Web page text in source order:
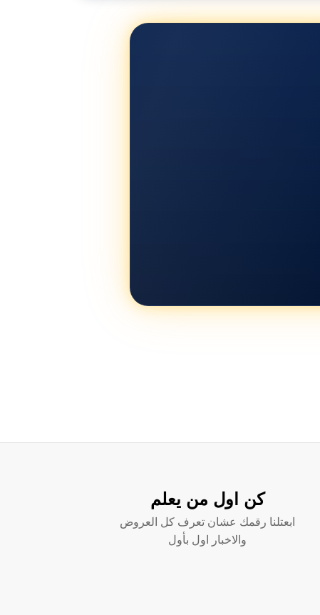
كن اول من يعلم
ابعتلنا رقمك عشان تعرف كل العروض
والاخبار اول بأول